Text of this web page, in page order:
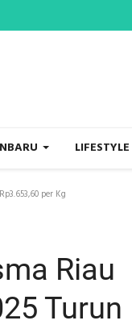
LIFESTYLE
per Kg
Riau
Turun